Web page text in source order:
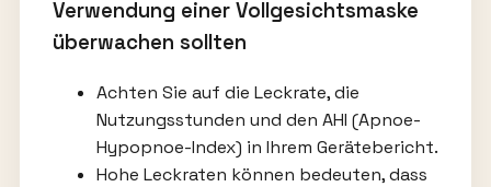
Verwendung einer Vollgesichtsmaske
überwachen sollten
Achten Sie auf die Leckrate, die
Nutzungsstunden und den AHI (Apnoe-
Hypopnoe-Index) in Ihrem Gerätebericht.
Hohe Leckraten können bedeuten, dass